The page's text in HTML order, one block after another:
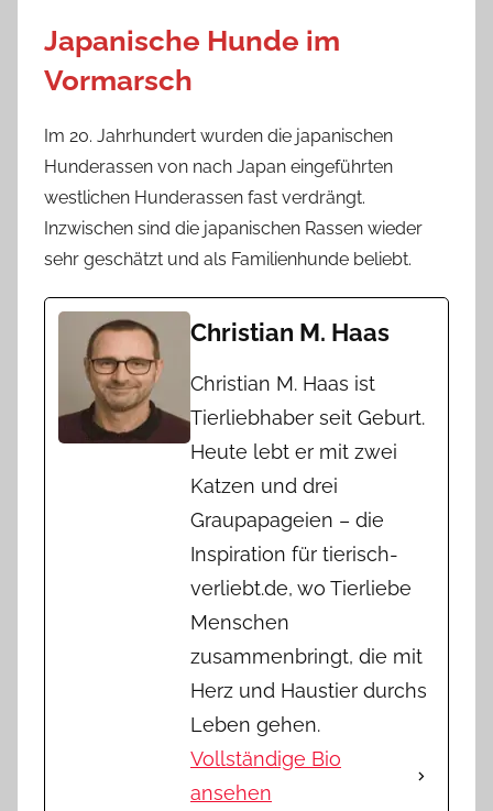
Japanische Hunde im
Vormarsch
Im 20. Jahrhundert wurden die japanischen
Hunderassen von nach Japan eingeführten
westlichen Hunderassen fast verdrängt.
Inzwischen sind die japanischen Rassen wieder
sehr geschätzt und als Familienhunde beliebt.
Christian M. Haas
Christian M. Haas ist
Tierliebhaber seit Geburt.
Heute lebt er mit zwei
Katzen und drei
Graupapageien – die
Inspiration für tierisch-
verliebt.de, wo Tierliebe
Menschen
zusammenbringt, die mit
Herz und Haustier durchs
Leben gehen.
Vollständige Bio
ansehen